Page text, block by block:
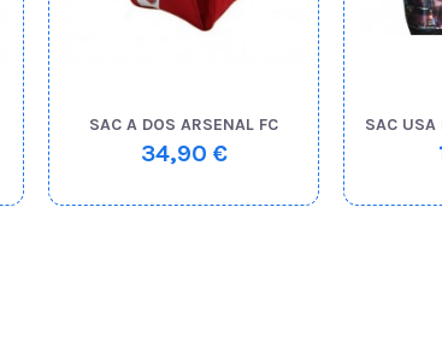
SAC A DOS ARSENAL FC
34,90 €
SAC